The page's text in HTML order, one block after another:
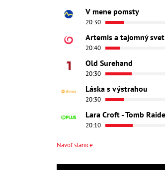
V mene pomsty
20:30
Artemis a tajomný svet
20:40
Old Surehand
20:30
Láska s výstrahou
20:30
20:10
Navoľ stanice